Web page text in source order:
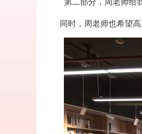
第二部分，周老师给
同时，周老师也希望